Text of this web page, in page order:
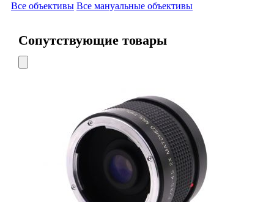
Все объективы Все мануальные объективы
Сопутствующие товары